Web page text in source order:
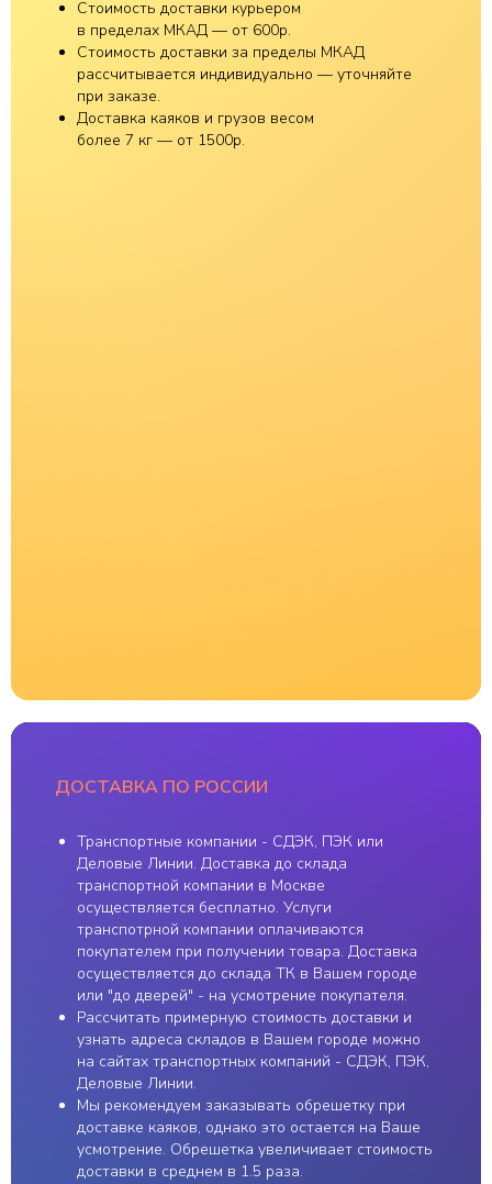
Стоимость доставки курьером
в пределах МКАД — от 600р.
Стоимость доставки за пределы МКАД
рассчитывается индивидуально — уточняйте
при заказе.
Доставка каяков и грузов весом
более 7 кг — от 1500р.
ДОСТАВКА ПО РОССИИ
Транспортные компании - СДЭК, ПЭК или
Деловые Линии. Доставка до склада
транспортной компании в Москве
осуществляется бесплатно. Услуги
транспотрной компании оплачиваются
покупателем при получении товара. Доставка
осуществляется до склада ТК в Вашем городе
или "до дверей" - на усмотрение покупателя.
Рассчитать примерную стоимость доставки и
узнать адреса складов в Вашем городе можно
на сайтах транспортных компаний - СДЭК, ПЭК,
Деловые Линии.
Мы рекомендуем заказывать обрешетку при
доставке каяков, однако это остается на Ваше
усмотрение. Обрешетка увеличивает стоимость
доставки в среднем в 1.5 раза.
Каяки
Женское
Детское
Шлемы
Спасжилеты
Доски SUP
Аксессуары
Распродажа
Школа каякинга
Новости
Политика
конфиденциальности
2011 ⓒ e-kayak.ru
Разработка сайта
ИП Пестерев Андрей
Алексеевич | ИНН
501850958869
Карта сайта